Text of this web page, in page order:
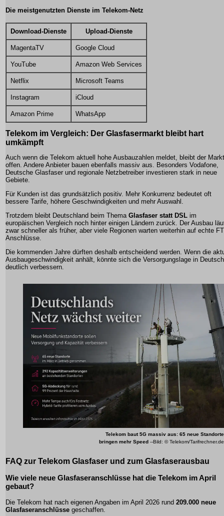
Die meistgenutzten Dienste im Telekom-Netz
Download-Dienste Upload-Dienste
MagentaTV Google Cloud
YouTube Amazon Web Services
Netflix Microsoft Teams
Instagram iCloud
Amazon Prime WhatsApp
Telekom im Vergleich: Der Glasfasermarkt bleibt hart
umkämpft
Auch wenn die Telekom aktuell hohe Ausbauzahlen meldet, bleibt der Markt
offen. Andere Anbieter bauen ebenfalls massiv aus. Besonders Vodafone,
Deutsche Glasfaser und regionale Netzbetreiber investieren stark in neue
Gebiete.
Für Kunden ist das grundsätzlich positiv. Mehr Konkurrenz bedeutet oft
bessere Tarife, höhere Geschwindigkeiten und mehr Auswahl.
Trotzdem bleibt Deutschland beim Thema Glasfaser statt DSL im
europäischen Vergleich noch hinter einigen Ländern zurück. Der Ausbau
zwar schneller als früher, aber viele Regionen warten weiterhin auf echte
Anschlüsse.
Die kommenden Jahre dürften deshalb entscheidend werden. Wenn die
Ausbaugeschwindigkeit anhält, könnte sich die Versorgungslage in
deutlich verbessern.
Telekom baut 5G massiv aus: 65 neue Standorte
bringen mehr Speed --Bild: © Telekom/Tarifrechner.de
FAQ zur Telekom Glasfaser und zum Glasfaserausbau
Wie viele neue Glasfaseranschlüsse hat die Telekom im April
gebaut?
Die Telekom hat nach eigenen Angaben im April 2026 rund 209.000 neue
Glasfaseranschlüsse geschaffen.